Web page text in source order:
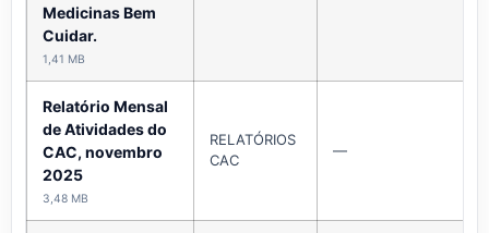
Medicinas Bem
Cuidar.
1,41 MB
Relatório Mensal
de Atividades do
CAC, novembro
2025
3,48 MB
RELATÓRIOS
CAC
—